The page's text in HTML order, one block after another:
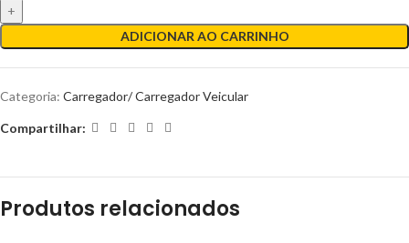
ADICIONAR AO CARRINHO
Categoria: Carregador/ Carregador Veicular
Compartilhar:
Produtos relacionados